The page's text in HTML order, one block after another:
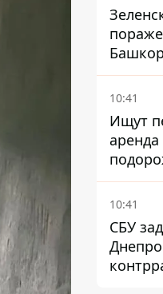
- видео
10:41
Ищут
10:41
СБУ